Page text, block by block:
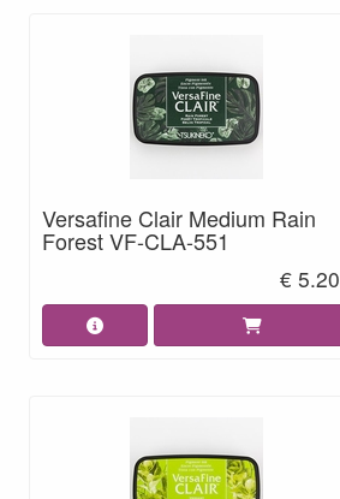
Versafine Clair Medium Rain
Forest VF-CLA-551
€ 5.20